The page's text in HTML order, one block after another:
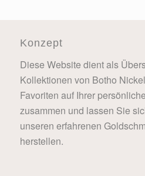
Konzept
Diese Website dient als
Kollektionen von Botho
Favoriten auf Ihrer
zusammen und lassen Sie
unseren erfahrenen
herstellen.